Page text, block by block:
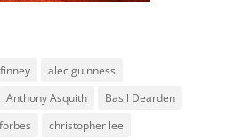
alec guinness
Anthony Asquith
Basil Dearden
christopher lee